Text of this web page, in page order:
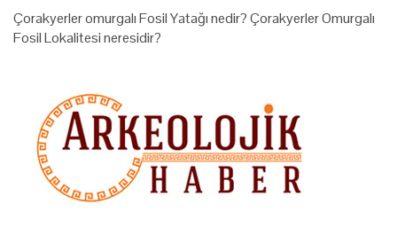
Çorakyerler omurgalı Fosil Yatağı nedir? Çorakyerler Omurgalı
Fosil Lokalitesi neresidir?